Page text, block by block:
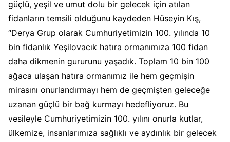
güçlü, yeşil ve umut dolu bir gelecek için atılan
fidanların temsili olduğunu kaydeden Hüseyin Kış,
“Derya Grup olarak Cumhuriyetimizin 100. yılında 10
bin fidanlık Yeşilovacık hatıra ormanımıza 100 fidan
daha dikmenin gururunu yaşadık. Toplam 10 bin 100
ağaca ulaşan hatıra ormanımız ile hem geçmişin
mirasını onurlandırmayı hem de geçmişten geleceğe
uzanan güçlü bir bağ kurmayı hedefliyoruz. Bu
vesileyle Cumhuriyetimizin 100. yılını onurla kutlar,
ülkemize, insanlarımıza sağlıklı ve aydınlık bir gelecek